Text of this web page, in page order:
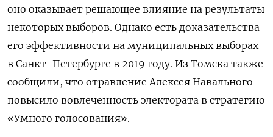
оно оказывает решающее влияние на результаты
некоторых выборов. Однако есть доказательства
его эффективности на муниципальных выборах
в Санкт-Петербурге в 2019 году. Из Томска также
сообщили, что отравление Алексея Навального
повысило вовлеченность электората в стратегию
«Умного голосования».